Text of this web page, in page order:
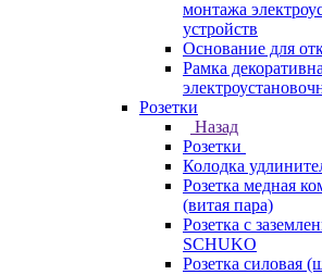
монтажа
устройств
Основание для
Рамка
Розетки
Назад
Розетки
Колодка
Розетка медная
(витая пара)
Розетка с
SCHUKO
Розетка силовая